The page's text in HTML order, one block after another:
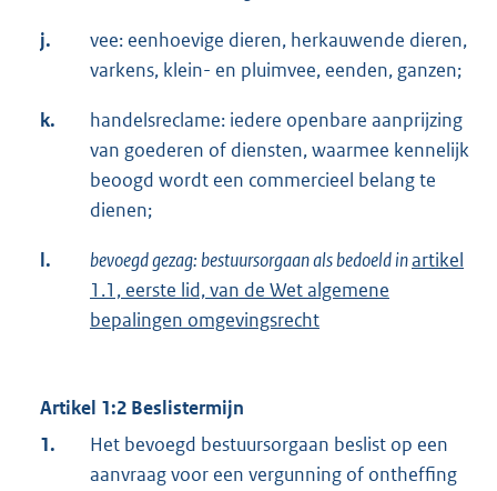
j.
vee: eenhoevige dieren, herkauwende dieren,
varkens, klein- en pluimvee, eenden, ganzen;
k.
handelsreclame: iedere openbare aanprijzing
van goederen of diensten, waarmee kennelijk
beoogd wordt een commercieel belang te
dienen;
l. bevoegd gezag: bestuursorgaan als bedoeld inartikel
1.1, eerste lid, van de Wet algemene
bepalingen omgevingsrecht
Artikel 1:2 Beslistermijn
1.
Het bevoegd bestuursorgaan beslist op een
aanvraag voor een vergunning of ontheffing